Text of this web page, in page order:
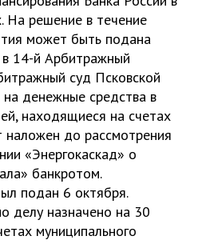
На решение в течение
может быть подана
14-й Арбитражный
суд Псковской
денежные средства в
находящиеся на счетах
наложен до рассмотрения
«Энергокаскад» о
банкротом.
подан 6 октября.
делу назначено на 30
муниципального